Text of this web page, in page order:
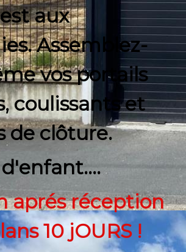
aux
Assemblez-
vos portails
coulissants et
de clôture.
aprés réception
10 jOURS !